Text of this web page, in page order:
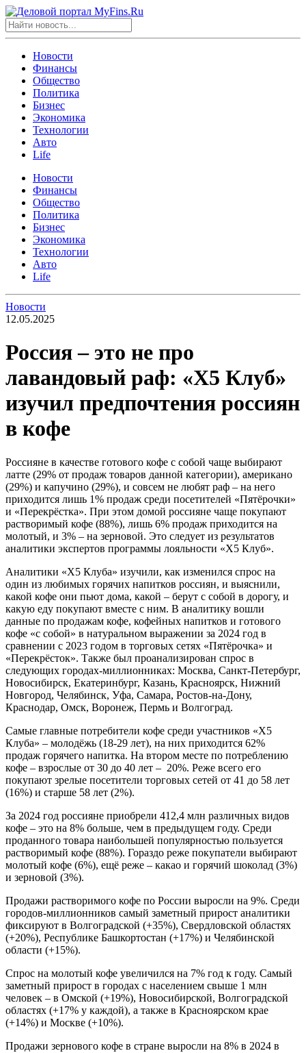
Новости
Финансы
Общество
Политика
Бизнес
Экономика
Технологии
Авто
Life
Новости
Финансы
Общество
Политика
Бизнес
Экономика
Технологии
Авто
Life
Новости
12.05.2025
Россия – это не про
лавандовый раф: «X5 Клуб»
изучил предпочтения россиян
в кофе
Россияне в качестве готового кофе с собой чаще выбирают
латте (29% от продаж товаров данной категории), американо
(29%) и капучино (29%), и совсем не любят раф – на него
приходится лишь 1% продаж среди посетителей «Пятёрочки»
и «Перекрёстка». При этом домой россияне чаще покупают
растворимый кофе (88%), лишь 6% продаж приходится на
молотый, и 3% – на зерновой. Это следует из результатов
аналитики экспертов программы лояльности «Х5 Клуб».
Аналитики «Х5 Клуба» изучили, как изменился спрос на
один из любимых горячих напитков россиян, и выяснили,
какой кофе они пьют дома, какой – берут с собой в дорогу, и
какую еду покупают вместе с ним. В аналитику вошли
данные по продажам кофе, кофейных напитков и готового
кофе «с собой» в натуральном выражении за 2024 год в
сравнении с 2023 годом в торговых сетях «Пятёрочка» и
«Перекрёсток». Также был проанализирован спрос в
следующих городах-миллионниках: Москва, Санкт-Петербург,
Новосибирск, Екатеринбург, Казань, Красноярск, Нижний
Новгород, Челябинск, Уфа, Самара, Ростов-на-Дону,
Краснодар, Омск, Воронеж, Пермь и Волгоград.
Самые главные потребители кофе среди участников «X5
Клуба» – молодёжь (18-29 лет), на них приходится 62%
продаж горячего напитка. На втором месте по потреблению
кофе – взрослые от 30 до 40 лет – 20%. Реже всего его
покупают зрелые посетители торговых сетей от 41 до 58 лет
(16%) и старше 58 лет (2%).
За 2024 год россияне приобрели 412,4 млн различных видов
кофе – это на 8% больше, чем в предыдущем году. Среди
проданного товара наибольшей популярностью пользуется
растворимый кофе (88%). Гораздо реже покупатели выбирают
молотый кофе (6%), ещё реже – какао и горячий шоколад (3%)
и зерновой (3%).
Продажи растворимого кофе по России выросли на 9%. Среди
городов-миллионников самый заметный прирост аналитики
фиксируют в Волгоградской (+35%), Свердловской областях
(+20%), Республике Башкортостан (+17%) и Челябинской
области (+15%).
Спрос на молотый кофе увеличился на 7% год к году. Самый
заметный прирост в городах с населением свыше 1 млн
человек – в Омской (+19%), Новосибирской, Волгоградской
областях (+17% у каждой), а также в Красноярском крае
(+14%) и Москве (+10%).
Продажи зернового кофе в стране выросли на 8% в 2024 в